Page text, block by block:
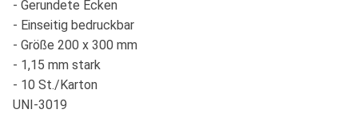
- Gerundete Ecken
- Einseitig bedruckbar
- Größe 200 x 300 mm
- 1,15 mm stark
- 10 St./Karton
UNI-3019